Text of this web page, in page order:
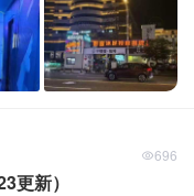
696
更新）